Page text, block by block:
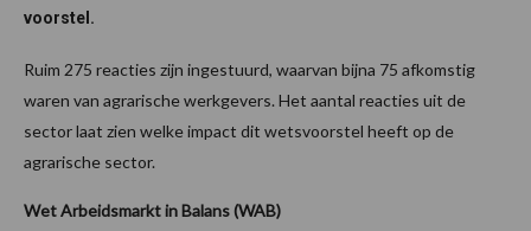
voorstel.
Ruim 275 reacties zijn ingestuurd, waarvan bijna 75 afkomstig
waren van agrarische werkgevers. Het aantal reacties uit de
sector laat zien welke impact dit wetsvoorstel heeft op de
agrarische sector.
Wet Arbeidsmarkt in Balans (WAB)